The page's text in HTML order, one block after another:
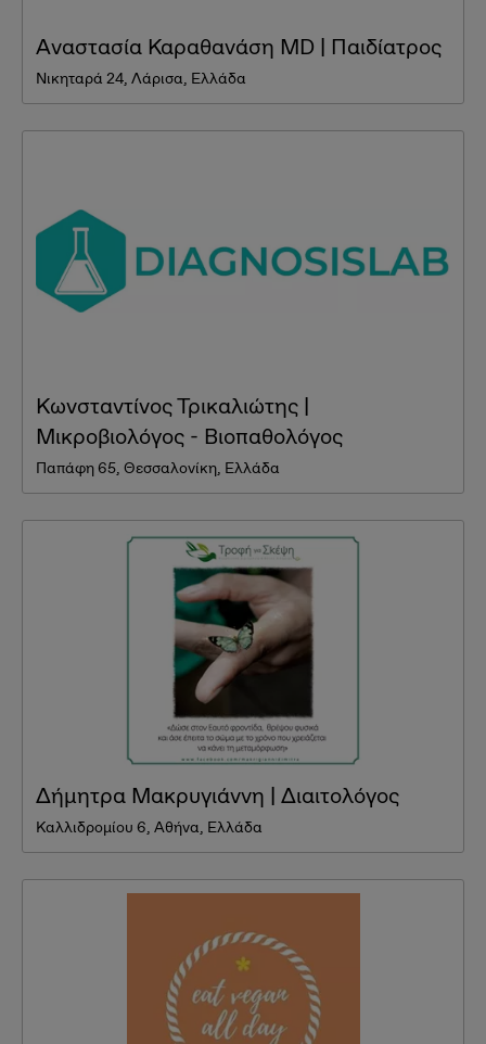
Αναστασία Καραθανάση MD | Παιδίατρος
Νικηταρά 24, Λάρισα, Ελλάδα
Κωνσταντίνος Τρικαλιώτης |
Μικροβιολόγος - Βιοπαθολόγος
Παπάφη 65, Θεσσαλονίκη, Ελλάδα
Δήμητρα Μακρυγιάννη | Διαιτολόγος
Καλλιδρομίου 6, Αθήνα, Ελλάδα